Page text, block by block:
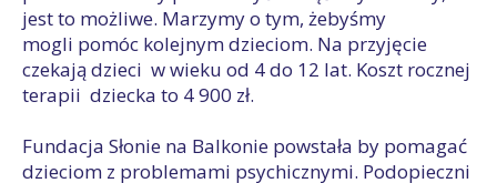
jest to możliwe. Marzymy o tym, żebyśmy
mogli pomóc kolejnym dzieciom. Na przyjęcie
czekają dzieci w wieku od 4 do 12 lat. Koszt rocznej
terapii dziecka to 4 900 zł.
Fundacja Słonie na Balkonie powstała by pomagać
dzieciom z problemami psychicznymi. Podopieczni